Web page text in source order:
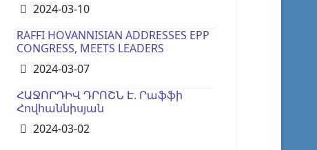
Details
2024-03-10
RAFFI HOVANNISIAN ADDRESSES EPP
CONGRESS, MEETS LEADERS
Details
2024-03-07
ՀԱՋՈՐԴԻՎ ԴՐՈՇՆ Է. Րաֆֆի
Հովհաննիսյան
Details
2024-03-02